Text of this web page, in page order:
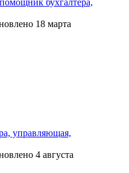
18 марта
управляющая,
4 августа